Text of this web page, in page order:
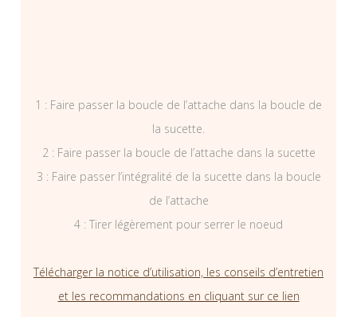
1 : Faire passer la boucle de l’attache dans la boucle de
la sucette.
2 : Faire passer la boucle de l’attache dans la sucette
3 : Faire passer l’intégralité de la sucette dans la boucle
de l’attache
4 : Tirer légèrement pour serrer le noeud
Télécharger la notice d’utilisation, les conseils d’entretien
et les recommandations en cliquant sur ce lien